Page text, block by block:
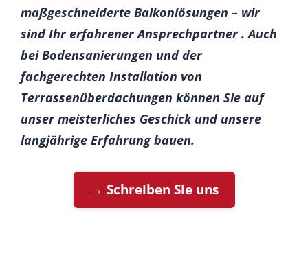
maßgeschneiderte Balkonlösungen – wir
sind Ihr erfahrener Ansprechpartner . Auch
bei Bodensanierungen und der
fachgerechten Installation von
Terrassenüberdachungen können Sie auf
unser meisterliches Geschick und unsere
langjährige Erfahrung bauen.
→ Schreiben Sie uns